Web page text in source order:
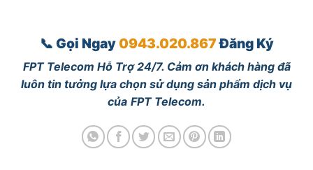
📞 Gọi Ngay 0943.020.867Đăng Ký
FPT Telecom Hỗ Trợ 24/7. Cảm ơn khách hàng đã
luôn tin tưởng lựa chọn sử dụng sản phẩm dịch vụ
của FPT Telecom.